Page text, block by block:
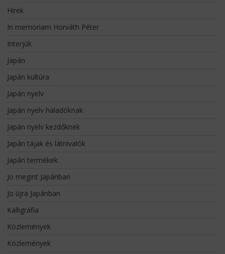
Hírek
In memoriam Horváth Péter
Interjúk
Japán
Japán kultúra
Japán nyelv
Japán nyelv haladóknak
Japán nyelv kezdőknek
Japán tájak és látnivalók
Japán termékek
Jo megint Japánban
Jo újra Japánban
Kalligráfia
Közlemények
Közlemények